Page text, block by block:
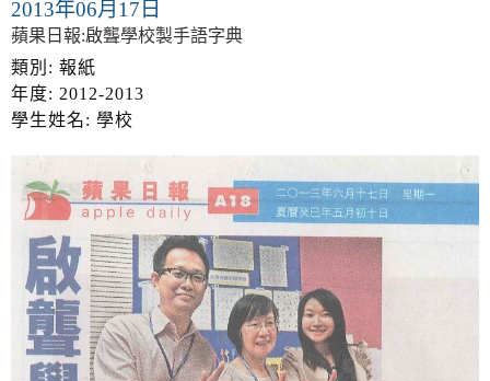
2013年06月17日
蘋果日報:啟聾學校製手語字典
類別: 報紙
年度: 2012-2013
學生姓名: 學校